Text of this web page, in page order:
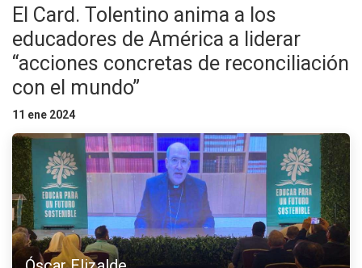
El Card. Tolentino anima a los
educadores de América a liderar
“acciones concretas de reconciliación
con el mundo”
11 ene 2024